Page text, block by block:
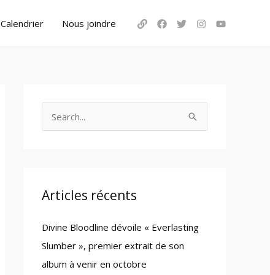
Calendrier Nous joindre
c
f
o
r
Articles récents
Divine Bloodline dévoile « Everlasting
Slumber », premier extrait de son
album à venir en octobre